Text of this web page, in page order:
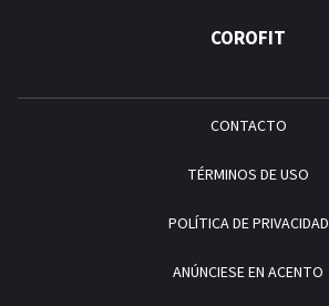
COROFIT
CONTACTO
TÉRMINOS DE USO
POLÍTICA DE PRIVACIDAD
ANÚNCIESE EN ACENTO